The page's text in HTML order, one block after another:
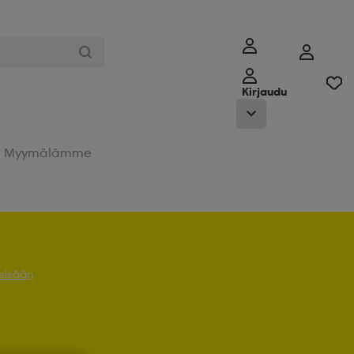
Kirjaudu
Myymälämme